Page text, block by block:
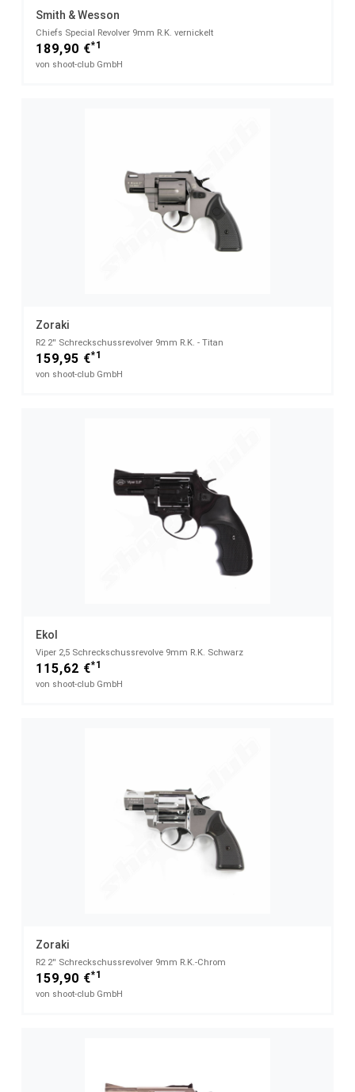
Smith & Wesson
Chiefs Special Revolver 9mm R.K. vernickelt
189,90 €*1
von shoot-club GmbH
Zoraki
R2 2'' Schreckschussrevolver 9mm R.K. - Titan
159,95 €*1
von shoot-club GmbH
Ekol
Viper 2,5 Schreckschussrevolve 9mm R.K. Schwarz
115,62 €*1
von shoot-club GmbH
Zoraki
R2 2'' Schreckschussrevolver 9mm R.K.-Chrom
159,90 €*1
von shoot-club GmbH